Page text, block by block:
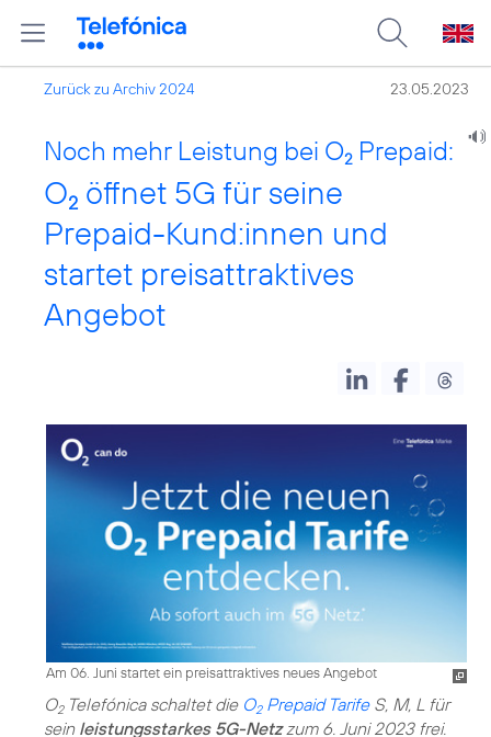
Zurück zu Archiv 2024 23.05.2023
Noch mehr Leistung bei O2 Prepaid:
O2 öffnet 5G für seine
Prepaid-Kund:innen und
startet preisattraktives
Angebot
Am 06. Juni startet ein preisattraktives neues Angebot
O2Telefónica schaltet die O2Prepaid TarifeS, M, L für
sein leistungsstarkes 5G-Netzzum 6. Juni 2023 frei.